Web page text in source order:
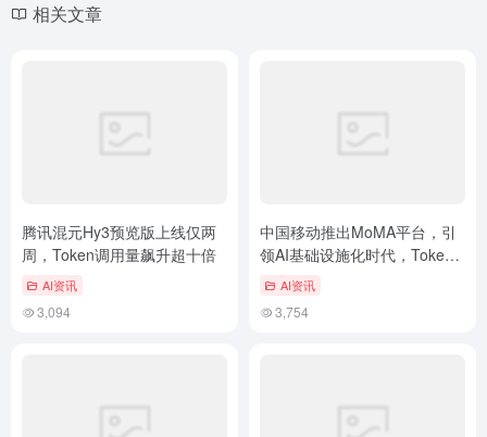
相关文章
腾讯混元Hy3预览版上线仅两
周，Token调用量飙升超十倍
AI资讯
3,094
中国移动推出MoMA平台，引
领AI基础设施化时代，Token
成本降低30%
AI资讯
3,754